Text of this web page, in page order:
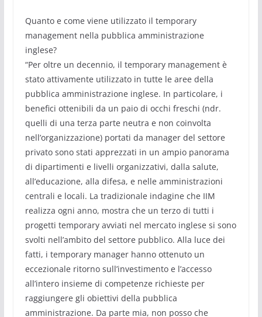
Quanto e come viene utilizzato il temporary
management nella pubblica amministrazione
inglese?
“Per oltre un decennio, il temporary management è
stato attivamente utilizzato in tutte le aree della
pubblica amministrazione inglese. In particolare, i
benefici ottenibili da un paio di occhi freschi (ndr.
quelli di una terza parte neutra e non coinvolta
nell’organizzazione) portati da manager del settore
privato sono stati apprezzati in un ampio panorama
di dipartimenti e livelli organizzativi, dalla salute,
all’educazione, alla difesa, e nelle amministrazioni
centrali e locali. La tradizionale indagine che IIM
realizza ogni anno, mostra che un terzo di tutti i
progetti temporary avviati nel mercato inglese si sono
svolti nell’ambito del settore pubblico. Alla luce dei
fatti, i temporary manager hanno ottenuto un
eccezionale ritorno sull’investimento e l’accesso
all’intero insieme di competenze richieste per
raggiungere gli obiettivi della pubblica
amministrazione. Da parte mia, non posso che